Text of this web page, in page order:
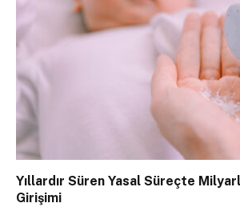
Yıllardır Süren Yasal Süreçte
Girişimi